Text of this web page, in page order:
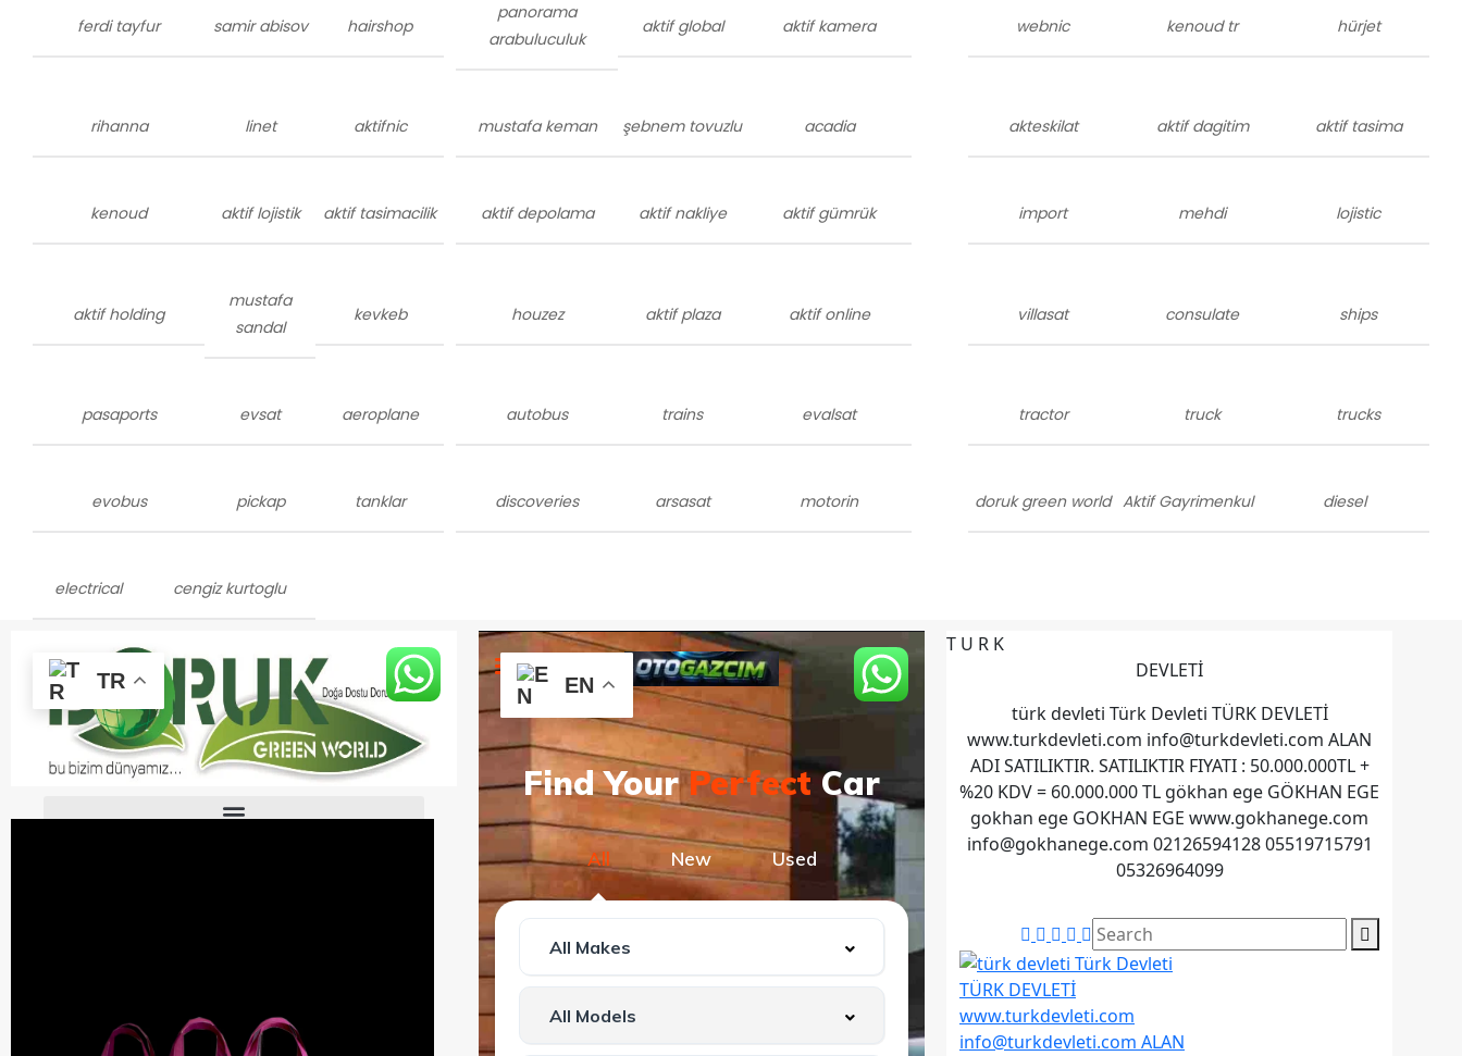
ferdi tayfur samir abisov hairshop
panorama
arabuluculuk
aktif global aktif kamera webnic kenoud tr hürjet
rihanna linet aktifnic mustafa keman şebnem tovuzlu acadia akteskilat aktif dagitim aktif tasima
kenoud aktif lojistik aktif tasimacilik aktif depolama aktif nakliye aktif gümrük import mehdi lojistic
aktif holding
mustafa
sandal
kevkeb houzez aktif plaza aktif online villasat consulate ships
pasaports evsat aeroplane autobus trains evalsat tractor truck trucks
evobus pickap tanklar discoveries arsasat motorin doruk green world Aktif Gayrimenkul diesel
electrical cengiz kurtoglu